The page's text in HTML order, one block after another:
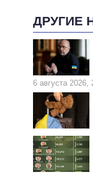
ДРУГИЕ
6 августа 2026,